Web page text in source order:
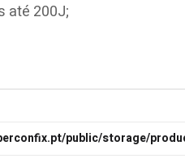
até 200J;
public/storage/